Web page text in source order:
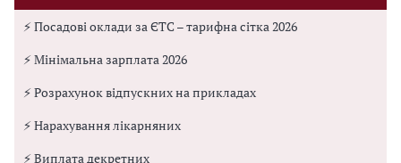
⚡ Посадові оклади за ЄТС – тарифна сітка 2026
⚡ Мінімальна зарплата 2026
⚡ Розрахунок відпускних на прикладах
⚡ Нарахування лікарняних
⚡ Виплата декретних